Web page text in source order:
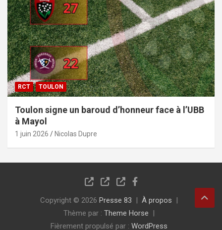
RCT TOULON
Toulon signe un baroud d’honneur face à l’UBB
à Mayol
1 juin 2026 Nicolas Dupre
Copyright © 2026 Presse 83
À propos
Thème par : Theme Horse
Fièrement propulsé par : WordPress